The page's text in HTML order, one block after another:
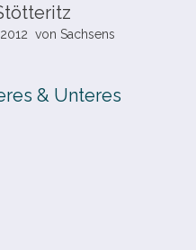
von Sachsens
& Unteres